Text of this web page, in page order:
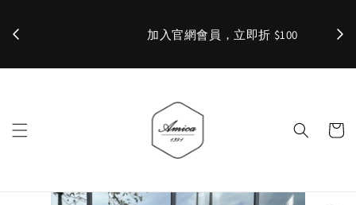
加入官網會員，立即折 $100 ✨